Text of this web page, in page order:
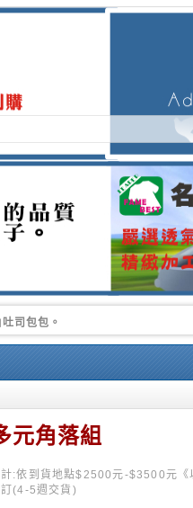
最好的選擇
元角落組
:依到貨地點$2500元-$3500元《
(4-5週交貨)